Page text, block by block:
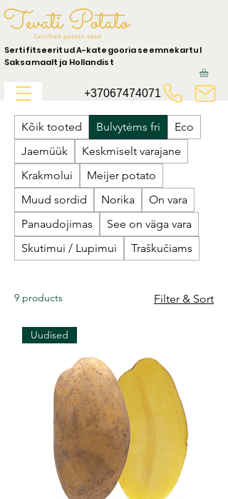
Sertifitseeritud A-kategooria seemnekartul
Saksamaalt ja Hollandist
+37067474071
Kõik tooted Bulvytėms fri
Eco
Jaemüük
Keskmiselt varajane
Krakmolui
Meijer potato
Muud sordid
Norika
On vara
Panaudojimas
See on väga vara
Skutimui / Lupimui
Traškučiams
9 products Filter & Sort
Uudised